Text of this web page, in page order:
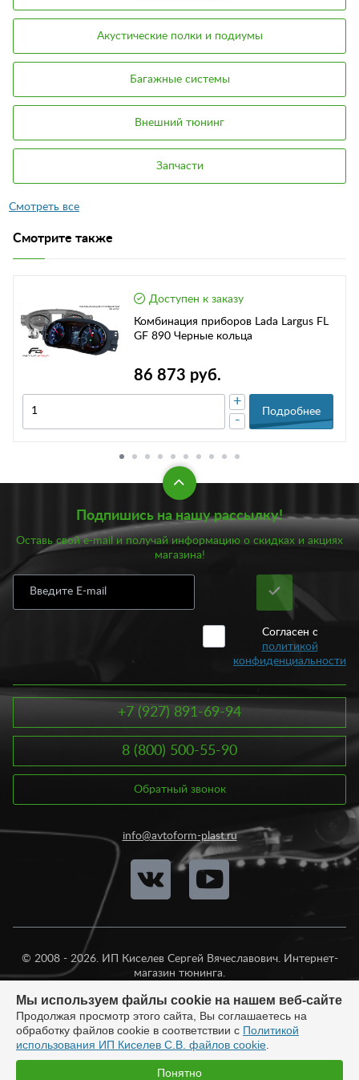
Акустические полки и подиумы
Багажные системы
Внешний тюнинг
Запчасти
Смотрите также
Доступен к заказу
Комбинация приборов Lada Largus FL
GF 890 Черные кольца
86 873 руб.
-
+
Подробнее
Подпишись на нашу рассылку!
Оставь свой e-mail и получай информацию о скидках и акциях
магазина!
Согласен с
политикой
конфиденциальности
+7 (927) 891-69-94
8 (800) 500-55-90
Обратный звонок
info@avtoform-plast.ru
© 2008 - 2026. ИП Киселев Сергей Вячеславович. Интернет-
магазин тюнинга.
Разработка:
Мы используем файлы cookie на нашем веб-сайте
Продолжая просмотр этого сайта, Вы соглашаетесь на
обработку файлов cookie в соответствии с Политикой
использования ИП Киселев С.В. файлов cookie
Понятно